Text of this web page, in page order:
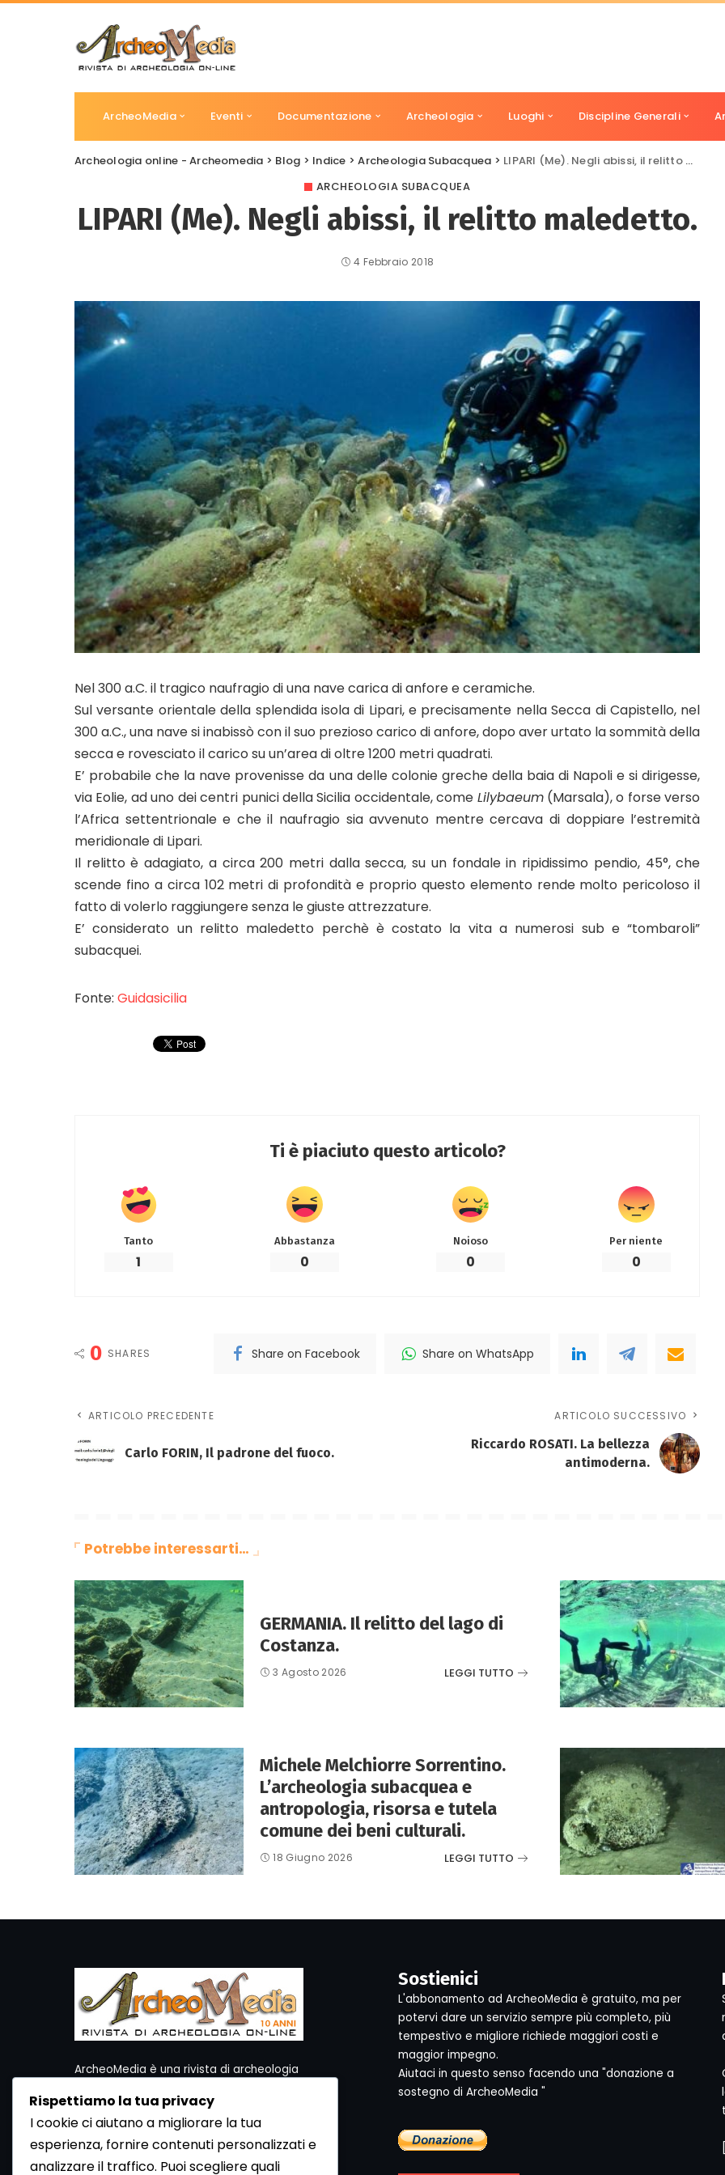
ArcheoMedia Eventi Documentazione Archeologia Luoghi Discipline Generali
Archeologia online - Archeomedia > Blog > Indice >Archeologia Subacquea > LIPARI (Me). Negli abissi, il relitto maledetto.
ARCHEOLOGIA SUBACQUEA
LIPARI (Me). Negli abissi, il relitto maledetto.
4 Febbraio 2018
Nel 300 a.C. il tragico naufragio di una nave carica di anfore e ceramiche.
Sul versante orientale della splendida isola di Lipari, e precisamente nella Secca di Capistello, nel
300 a.C., una nave si inabissò con il suo prezioso carico di anfore, dopo aver urtato la sommità della
secca e rovesciato il carico su un’area di oltre 1200 metri quadrati.
E’ probabile che la nave provenisse da una delle colonie greche della baia di Napoli e si dirigesse,
via Eolie, ad uno dei centri punici della Sicilia occidentale, come Lilybaeum(Marsala), o forse verso
l’Africa settentrionale e che il naufragio sia avvenuto mentre cercava di doppiare l’estremità
meridionale di Lipari.
Il relitto è adagiato, a circa 200 metri dalla secca, su un fondale in ripidissimo pendio, 45°, che
scende fino a circa 102 metri di profondità e proprio questo elemento rende molto pericoloso il
fatto di volerlo raggiungere senza le giuste attrezzature.
E’ considerato un relitto maledetto perchè è costato la vita a numerosi sub e “tombaroli”
subacquei.
Fonte: Guidasicilia
Ti è piaciuto questo articolo?
Tanto
1
Abbastanza
0
Noioso
0
Per niente
0
0 SHARES Share on Facebook Share on WhatsApp
ARTICOLO PRECEDENTE
Carlo FORIN, Il padrone del fuoco.
ARTICOLO SUCCESSIVO
Riccardo ROSATI. La bellezza
antimoderna.
Potrebbe interessarti…
GERMANIA. Il relitto del lago di
Costanza.
3 Agosto 2026 LEGGI TUTTO
Michele Melchiorre Sorrentino.
L’archeologia subacquea e
antropologia, risorsa e tutela
comune dei beni culturali.
18 Giugno 2026 LEGGI TUTTO
ArcheoMedia è una rivista di archeologia
Per contattare la Redazione potete utilizzare i
seguenti recapiti:
Redazione ArcheoMedia c/o Mediares S.c.
Via Gioberti 80/D - 10128 Torino
Sostienici
L'abbonamento ad ArcheoMedia è gratuito, ma per
potervi dare un servizio sempre più completo, più
tempestivo e migliore richiede maggiori costi e
maggior impegno.
Aiutaci in questo senso facendo una "donazione a
sostegno di ArcheoMedia "
[
Rispettiamo la tua privacy
I cookie ci aiutano a migliorare la tua
esperienza, fornire contenuti personalizzati e
analizzare il traffico. Puoi scegliere quali